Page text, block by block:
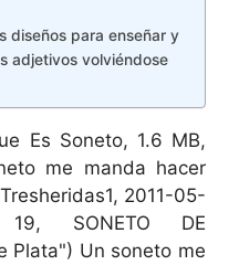
diseños para enseñar y
adjetivos volviéndose
Es Soneto, 1.6 MB,
me manda hacer
2011-05-
19, SONETO DE
Plata") Un soneto me